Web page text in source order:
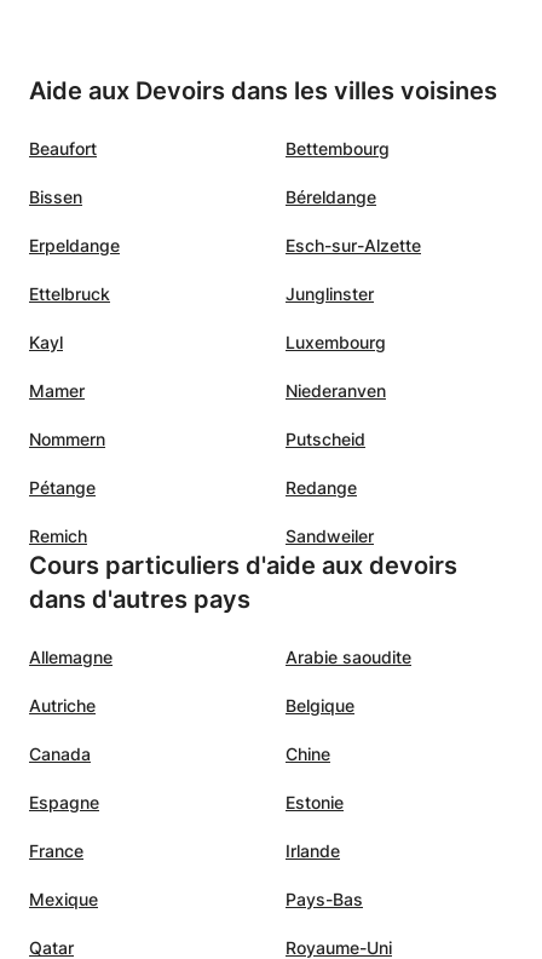
Aide aux Devoirs dans les villes voisines
Beaufort Bettembourg
Bissen Béreldange
Erpeldange Esch-sur-Alzette
Ettelbruck Junglinster
Kayl Luxembourg
Mamer Niederanven
Nommern Putscheid
Pétange Redange
Remich Sandweiler
Cours particuliers d'aide aux devoirs
dans d'autres pays
Allemagne Arabie saoudite
Autriche Belgique
Canada Chine
Espagne Estonie
France Irlande
Mexique Pays-Bas
Qatar Royaume-Uni